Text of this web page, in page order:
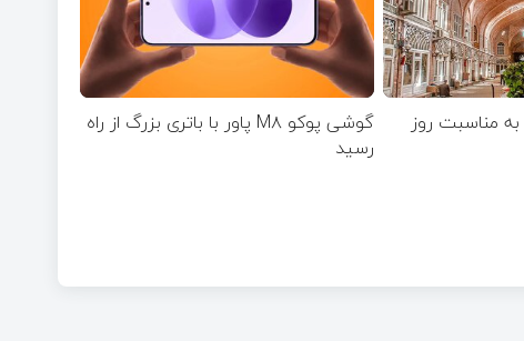
به مناسبت روز
گوشی پوکو M۸ پاور با باتری بزرگ از راه
رسید